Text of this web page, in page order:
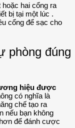
hai cổng ra
bị tại một lúc .
cổng để sạc cho
phòng đúng
hiệu được
có nghĩa là
chế tạo ra
nếu bạn không
để đánh cược